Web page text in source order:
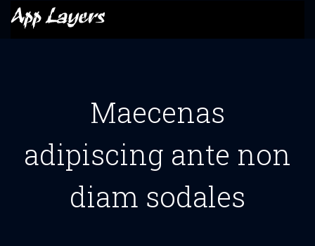
Maecenas
adipiscing ante non
diam sodales